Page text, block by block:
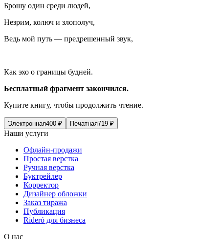
Брошу один среди людей,
Незрим, колюч и злополуч,
Ведь мой путь — предрешенный звук,
Как эхо о границы будней.
Бесплатный фрагмент закончился.
Купите книгу, чтобы продолжить чтение.
Электронная400 ₽ Печатная719 ₽
Наши услуги
Офлайн-продажи
Простая верстка
Ручная верстка
Буктрейлер
Корректор
Дизайнер обложки
Заказ тиража
Публикация
Rideró для бизнеса
О нас